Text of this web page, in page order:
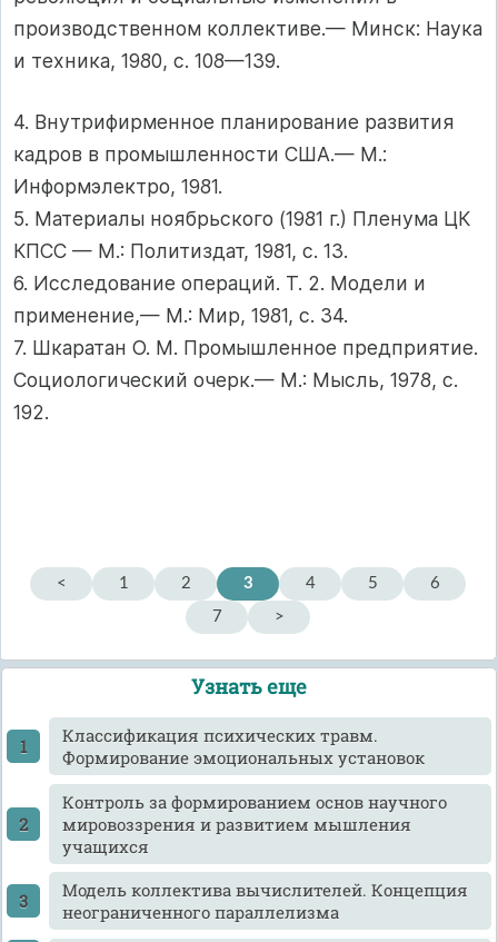
производственном коллективе.— Минск: Наука
и техника, 1980, с. 108—139.
4. Внутрифирменное планирование развития
кадров в промышленности США.— М.:
Информэлектро, 1981.
5. Материалы ноябрьского (1981 г.) Пленума ЦК
КПСС — М.: Политиздат, 1981, с. 13.
6. Исследование операций. Т. 2. Модели и
применение,— М.: Мир, 1981, с. 34.
7. Шкаратан О. М. Промышленное предприятие.
Социологический очерк.— М.: Мысль, 1978, с.
192.
< 1 2 3 4 5
6
7
>
Узнать еще
Классификация психических травм.
Формирование эмоциональных установок
Контроль за формированием основ научного
мировоззрения и развитием мышления
учащихся
Модель коллектива вычислителей. Концепция
неограниченного параллелизма